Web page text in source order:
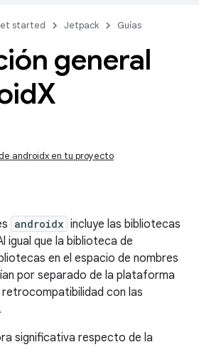
started Jetpack Guías
general
X
androidx en tu proyecto
androidx incluye las bibliotecas
igual que la biblioteca de
en el espacio de nombres
por separado de la plataforma
con las
significativa respecto de la